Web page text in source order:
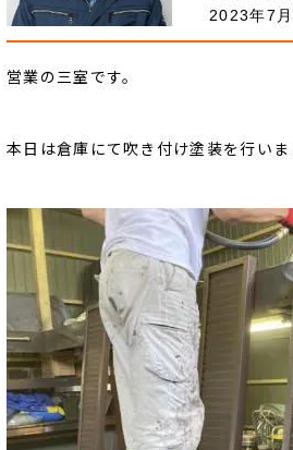
2023年7
営業の三室です。
本日は倉庫にて吹き付け塗装を行いま